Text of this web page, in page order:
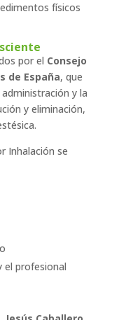
físicos
por el Consejo
de España, que
administración y la
y eliminación,
Inhalación se
el profesional